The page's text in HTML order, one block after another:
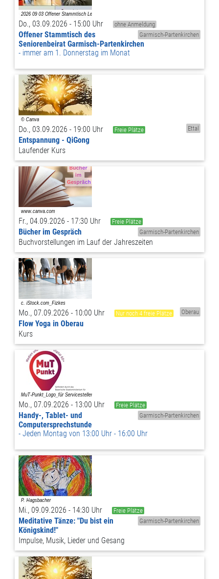
Do., 03.09.2026 - 15:00 Uhr
ohne Anmeldung
Garmisch-Partenkirchen
Offener Stammtisch des
Seniorenbeirat Garmisch-Partenkirchen
immer am 1. Donnerstag im Monat
Do., 03.09.2026 - 19:00 Uhr Freie Plätze Ettal
Entspannung - QiGong
Laufender Kurs
Fr., 04.09.2026 - 17:30 Uhr
Freie Plätze
Garmisch-Partenkirchen
Bücher im Gespräch
Buchvorstellungen im Lauf der Jahreszeiten
Mo., 07.09.2026 - 10:00 Uhr Nur noch 4 freie Plätze Oberau
Flow Yoga in Oberau
Kurs
Mo., 07.09.2026 - 13:00 Uhr
Freie Plätze
Garmisch-Partenkirchen
Handy-, Tablet- und
Computersprechstunde
Jeden Montag von 13:00 Uhr - 16:00 Uhr
Mi., 09.09.2026 - 14:30 Uhr
Freie Plätze
Garmisch-Partenkirchen
Meditative Tänze: "Du bist ein
Königskind!"
Impulse, Musik, Lieder und Gesang